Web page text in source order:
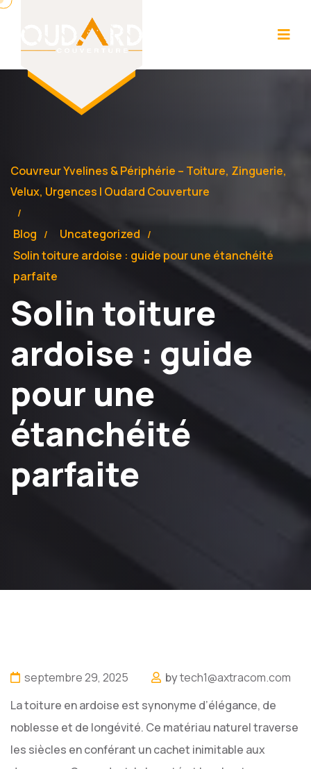
Couvreur Yvelines & Périphérie – Toiture, Zinguerie,
Velux, Urgences | Oudard Couverture
Blog
Uncategorized
Solin toiture ardoise : guide pour une étanchéité
parfaite
Solin toiture
ardoise : guide
pour une
étanchéité
parfaite
septembre 29, 2025 bytech1@axtracom.com
La toiture en ardoise est synonyme d’élégance, de
noblesse et de longévité. Ce matériau naturel traverse
les siècles en conférant un cachet inimitable aux